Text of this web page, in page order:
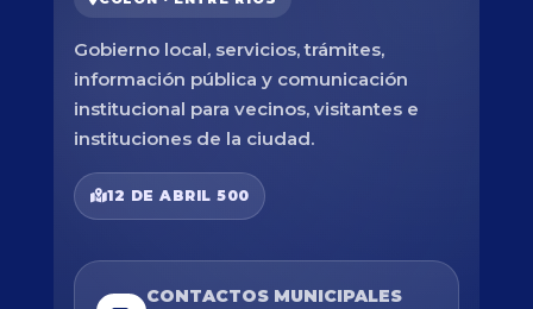
Gobierno local, servicios, trámites,
información pública y comunicación
institucional para vecinos, visitantes e
instituciones de la ciudad.
12 DE ABRIL 500
CONTACTOS MUNICIPALES